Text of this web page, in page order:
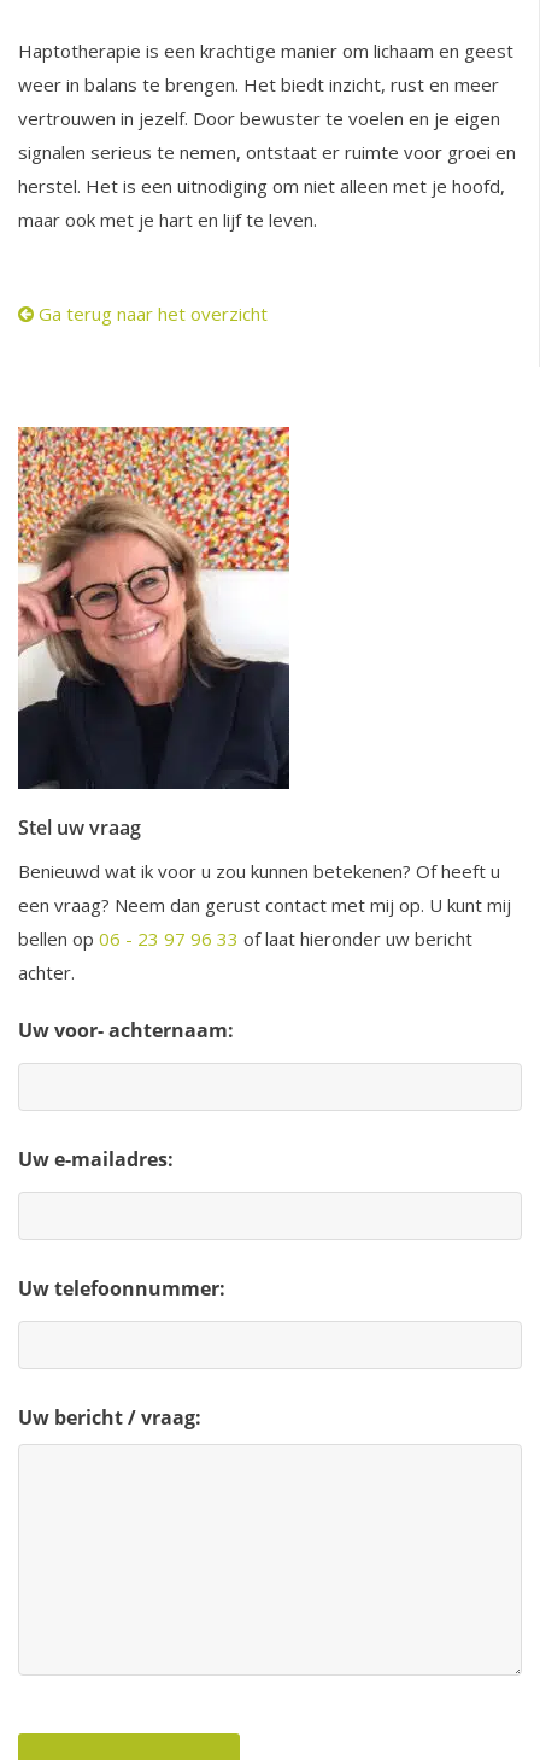
Haptotherapie is een krachtige manier om lichaam en geest
weer in balans te brengen. Het biedt inzicht, rust en meer
vertrouwen in jezelf. Door bewuster te voelen en je eigen
signalen serieus te nemen, ontstaat er ruimte voor groei en
herstel. Het is een uitnodiging om niet alleen met je hoofd,
maar ook met je hart en lijf te leven.
Ga terug naar het overzicht
Stel uw vraag
Benieuwd wat ik voor u zou kunnen betekenen? Of heeft u
een vraag? Neem dan gerust contact met mij op. U kunt mij
bellen op 06 - 23 97 96 33 of laat hieronder uw bericht
achter.
Uw voor- achternaam:
Uw e-mailadres:
Uw telefoonnummer:
Uw bericht / vraag: